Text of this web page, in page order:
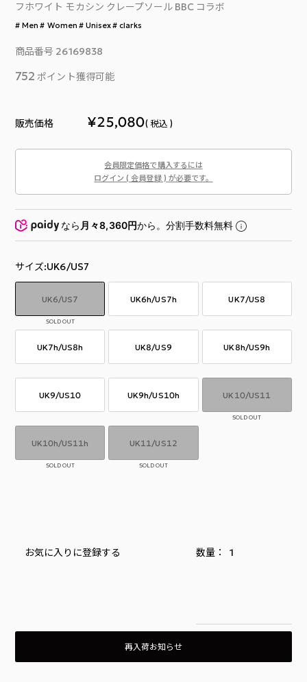
フホワイト モカシン クレープソール BBC コラボ
Men Women Unisex clarks
商品番号 26169838
752 ポイント獲得可能
販売価格 ¥25,080 税込
会員限定価格で購入するには
ログイン ( 会員登録 ) が必要です。
なら 月々8,360円から。分割手数料無料
サイズ UK6/US7
UK6/US7
SOLD OUT
UK6h/US7h UK7/US8
UK7h/US8h UK8/US9 UK8h/US9h
UK9/US10 UK9h/US10h UK10/US11
SOLD OUT
UK10h/US11h
SOLD OUT
UK11/US12
SOLD OUT
お気に入りに登録する
再入荷お知らせ